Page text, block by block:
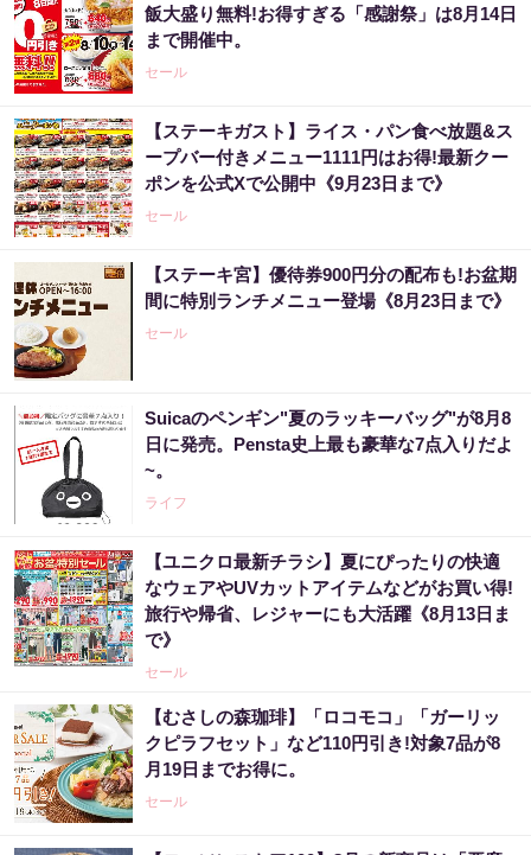
飯大盛り無料!お得すぎる「感謝祭」は8月14日
まで開催中。
セール
【ステーキガスト】ライス・パン食べ放題&ス
ープバー付きメニュー1111円はお得!最新クー
ポンを公式Xで公開中《9月23日まで》
セール
【ステーキ宮】優待券900円分の配布も!お盆期
間に特別ランチメニュー登場《8月23日まで》
セール
Suicaのペンギン"夏のラッキーバッグ"が8月8
日に発売。Pensta史上最も豪華な7点入りだよ
~。
ライフ
【ユニクロ最新チラシ】夏にぴったりの快適
なウェアやUVカットアイテムなどがお買い得!
旅行や帰省、レジャーにも大活躍《8月13日ま
で》
セール
【むさしの森珈琲】「ロコモコ」「ガーリッ
クピラフセット」など110円引き!対象7品が8
月19日までお得に。
セール